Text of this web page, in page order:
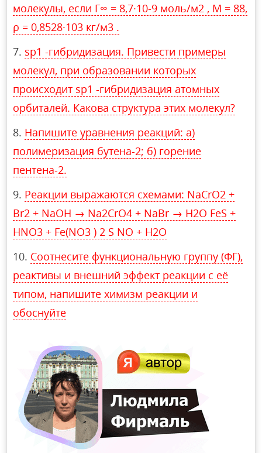
молекулы, если Г∞ = 8,7·10-9 моль/м2 , М = 88,
ρ = 0,8528·103 кг/м3 .
sp1 -гибридизация. Привести примеры
молекул, при образовании которых
происходит sp1 -гибридизация атомных
орбиталей. Какова структура этих молекул?
Напишите уравнения реакций: а)
полимеризация бутена-2; б) горение
пентена-2.
Реакции выражаются схемами: NaCrO2 +
Br2 + NaOH → Na2CrO4 + NaBr → H2O FeS +
HNO3 + Fe(NO3 ) 2 S NO + H2O
Соотнесите функциональную группу (ФГ),
реактивы и внешний эффект реакции с её
типом, напишите химизм реакции и
обоснуйте